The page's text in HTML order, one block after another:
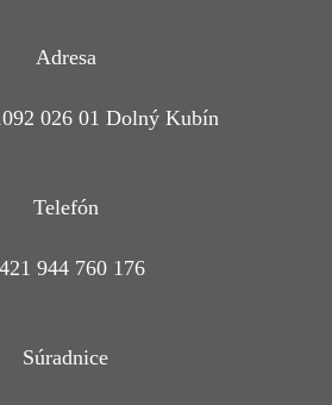
Adresa
026 01 Dolný Kubín
Telefón
944 760 176
Súradnice